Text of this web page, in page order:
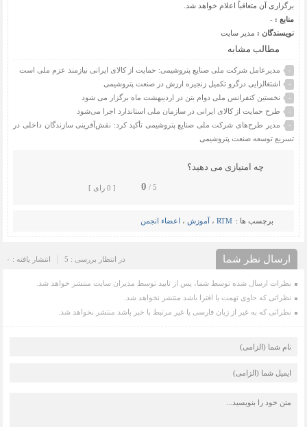
برگزاری آن متعاقباً اعلام خواهد شد.
منابع : -
نویسندگان : مدیر سایت
مطالب مشابه
- مدیرعامل شرکت ملی صنایع پتروشیمی: حمایت از کالای ایرانی نیازمند عزم ملی است
- اشتغالزایی درگرو تکمیل زنجیره ارزش در صنعت پتروشیمی
- نخستین کنفرانس ملی دوام بتن در اردیبهشت ماه برگزار می شود
- طرح حمایت از کالای ایرانی در سازمان ملی استاندارد اجرا می‌شود
-
مدیر طرح‌های شرکت ملی صنایع پتروشیمی تأکید کرد: نقش‌آفرینی سازندگان داخلی در
تسریع توسعه صنعت پتروشیمی
چه امتیازی می دهید؟
5 /
0 [ 0 رای ]
برچسب ها : RTM ،آموزش ، اعضاء انجمن
ارسال نظر شما انتشار یافته : ۰ در انتظار بررسی : 5
نظرات ارسال شده توسط شما، پس از تایید توسط مدیران سایت منتشر خواهد شد.
نظراتی که حاوی تهمت یا افترا باشد منتشر نخواهد شد.
نظراتی که به غیر از زبان فارسی یا غیر مرتبط با خبر باشد منتشر نخواهد شد.